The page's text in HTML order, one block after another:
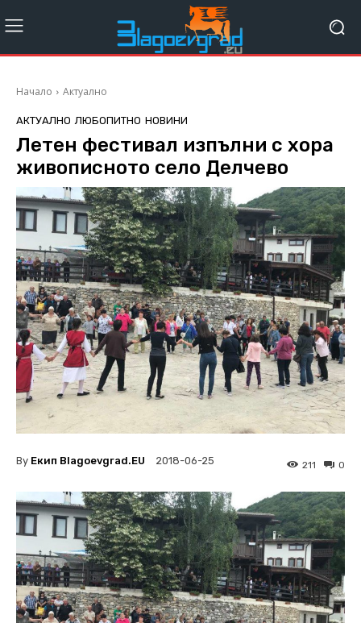
Начало Актуално
АКТУАЛНО ЛЮБОПИТНО НОВИНИ
Летен фестивал изпълни с хора
живописното село Делчево
By Екип Blagoevgrad.EU 2018-06-25 0
211